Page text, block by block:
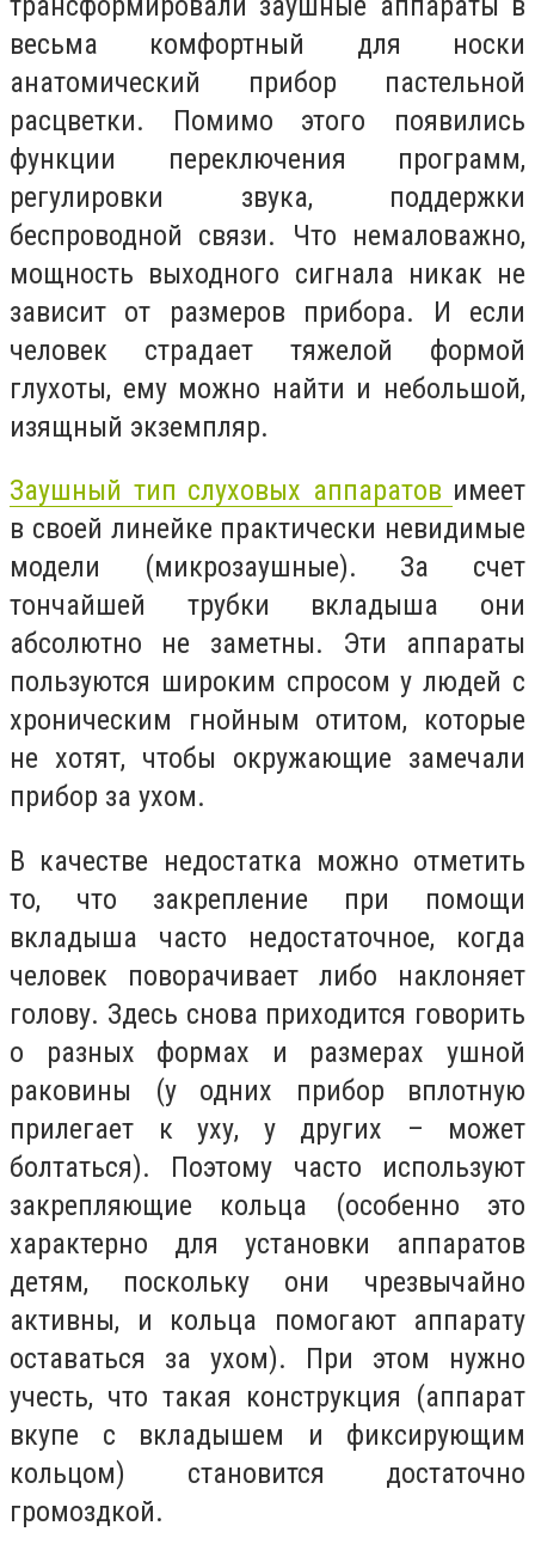
весьма комфортный для носки
анатомический прибор пастельной
расцветки. Помимо этого появились
функции переключения программ,
регулировки звука, поддержки
беспроводной связи. Что немаловажно,
мощность выходного сигнала никак не
зависит от размеров прибора. И если
человек страдает тяжелой формой
глухоты, ему можно найти и небольшой,
изящный экземпляр.
Заушный тип слуховых аппаратов имеет
в своей линейке практически невидимые
модели (микрозаушные). За счет
тончайшей трубки вкладыша они
абсолютно не заметны. Эти аппараты
пользуются широким спросом у людей с
хроническим гнойным отитом, которые
не хотят, чтобы окружающие замечали
прибор за ухом.
В качестве недостатка можно отметить
то, что закрепление при помощи
вкладыша часто недостаточное, когда
человек поворачивает либо наклоняет
голову. Здесь снова приходится говорить
о разных формах и размерах ушной
раковины (у одних прибор вплотную
прилегает к уху, у других – может
болтаться). Поэтому часто используют
закрепляющие кольца (особенно это
характерно для установки аппаратов
детям, поскольку они чрезвычайно
активны, и кольца помогают аппарату
оставаться за ухом). При этом нужно
учесть, что такая конструкция (аппарат
вкупе с вкладышем и фиксирующим
кольцом) становится достаточно
громоздкой.